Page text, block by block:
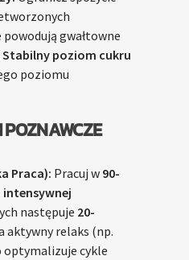
gwałtowne
Stabilny poziom cukru
poziomu
POZNAWCZE
Praca): Pracuj w 90-
następuje 20-
aktywny relaks (np.
optymalizuje cykle